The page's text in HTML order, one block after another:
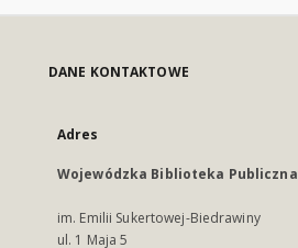
DANE KONTAKTOWE
Adres
Wojewódzka Biblioteka Publiczna
im. Emilii Sukertowej-Biedrawiny
ul. 1 Maja 5